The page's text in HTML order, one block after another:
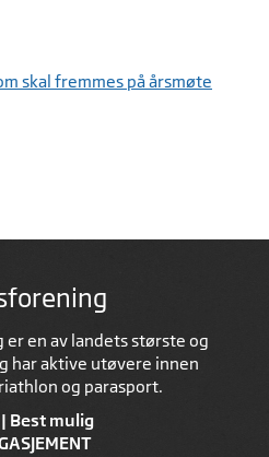
skal fremmes på årsmøte
en av landets største og
har aktive utøvere innen
og parasport.
Best mulig